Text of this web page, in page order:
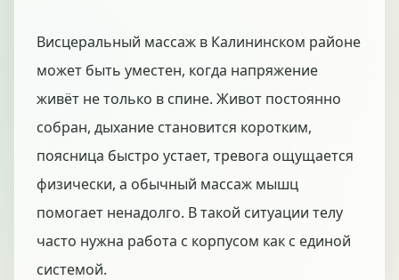
Висцеральный массаж в Калининском районе
может быть уместен, когда напряжение
живёт не только в спине. Живот постоянно
собран, дыхание становится коротким,
поясница быстро устает, тревога ощущается
физически, а обычный массаж мышц
помогает ненадолго. В такой ситуации телу
часто нужна работа с корпусом как с единой
системой.